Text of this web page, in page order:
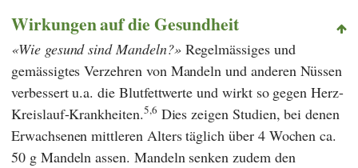
Wirkungen auf die Gesundheit
Wie gesund sind Mandeln? Regelmässiges und
gemässigtes Verzehren von Mandeln und anderen Nüssen
verbessert u.a. die Blutfettwerte und wirkt so gegen Herz-
Kreislauf-Krankheiten.5,6 Dies zeigen Studien, bei denen
Erwachsenen mittleren Alters täglich über 4 Wochen ca.
50 g Mandeln assen. Mandeln senken zudem den